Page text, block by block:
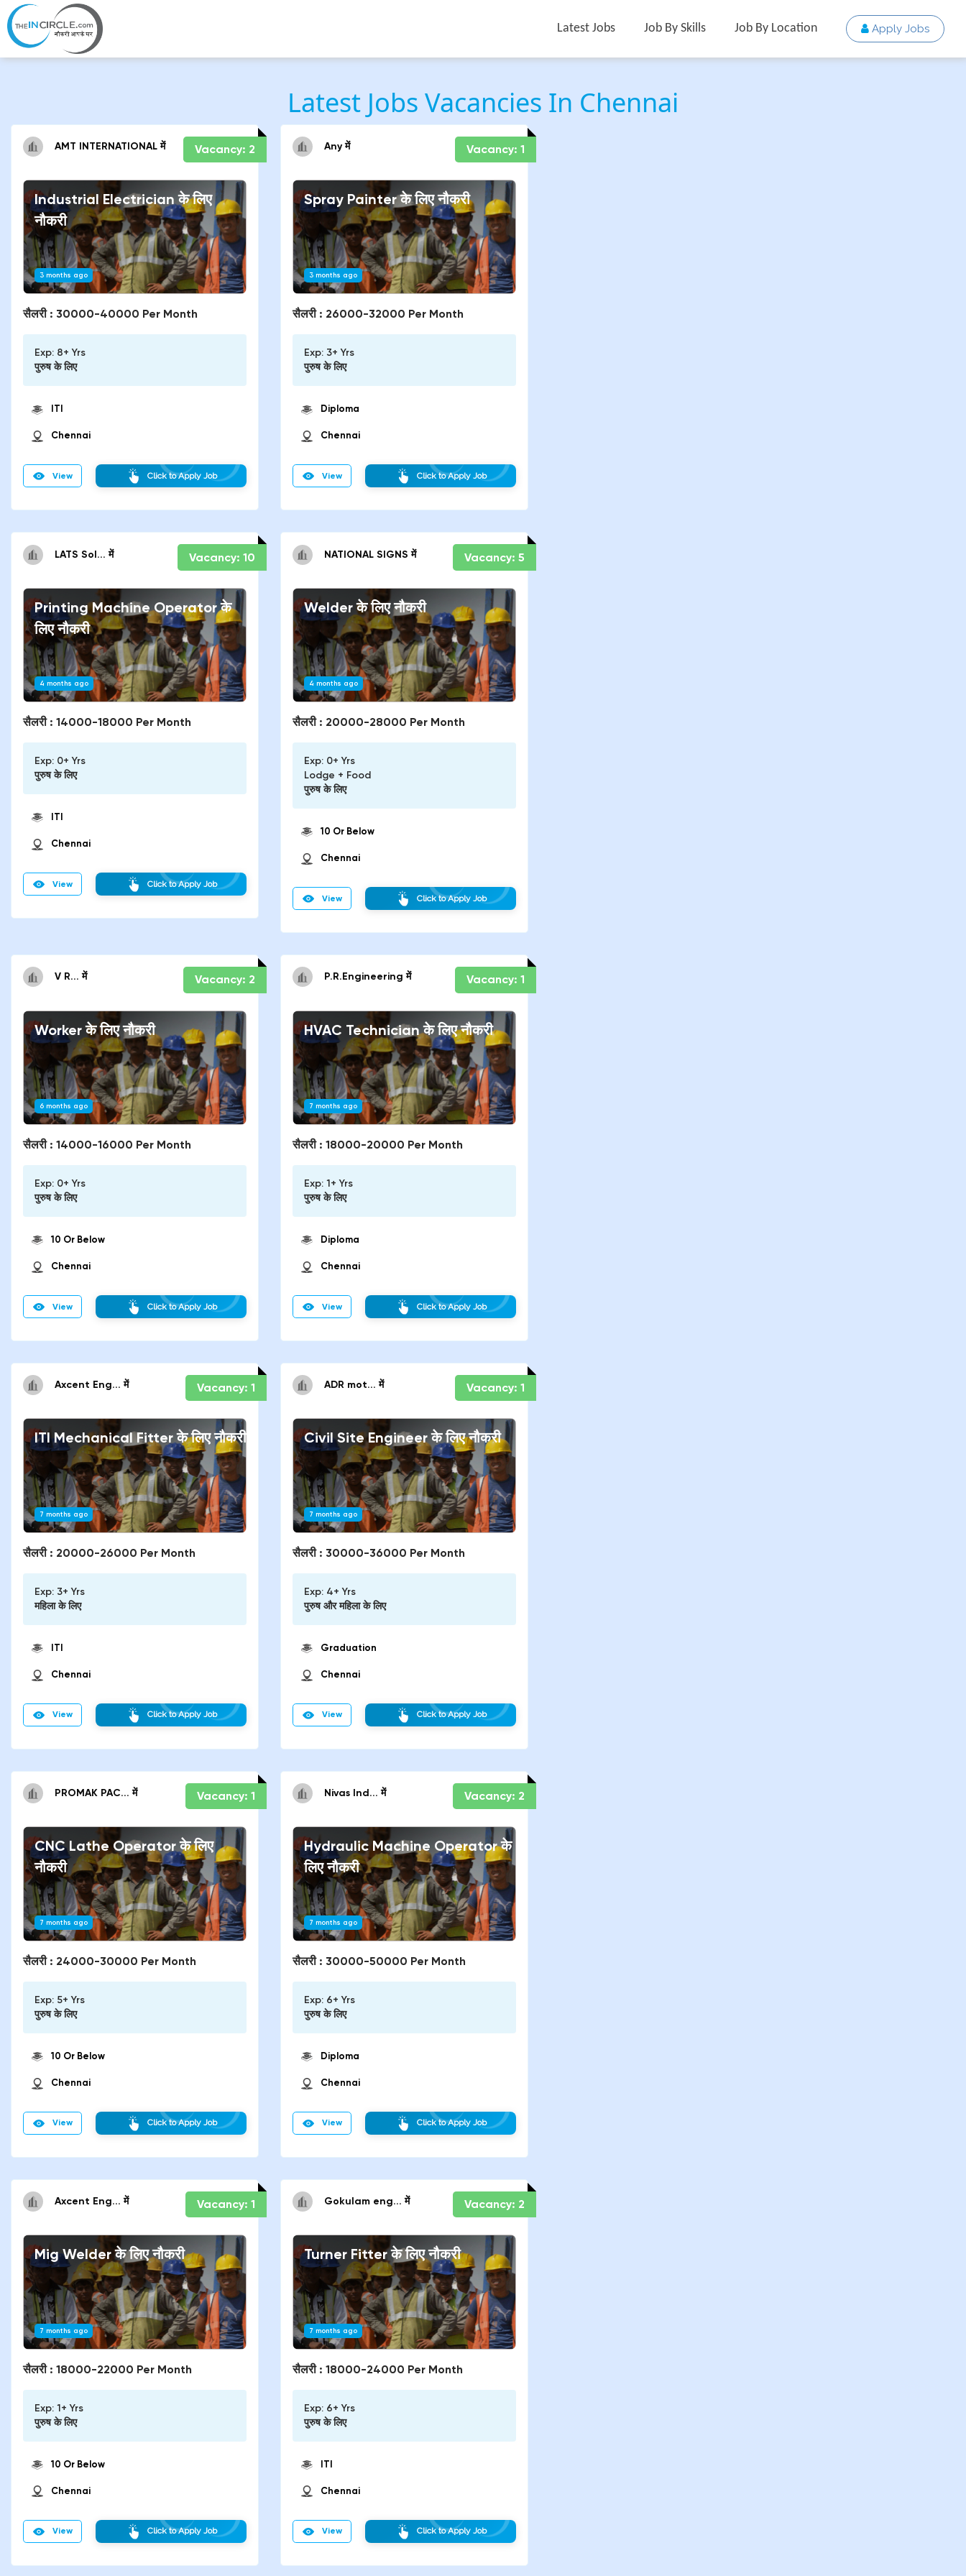
Latest Jobs Job By Skills Job By Location Apply Jobs
Latest Jobs Vacancies In Chennai
AMT INTERNATIONALमें Vacancy: 2
Industrial Electrician के लिए
नौकरी
3 months ago
सैलरी : 30000-40000 Per Month
Exp: 8+ Yrs
पुरुष के लिए
ITI
Chennai
View Click to Apply Job
Anyमें Vacancy: 1
Spray Painterके लिए नौकरी
3 months ago
सैलरी : 26000-32000 Per Month
Exp: 3+ Yrs
पुरुष के लिए
Diploma
Chennai
View Click to Apply Job
LATS Sol... में Vacancy: 10
Printing Machine Operatorके
लिए नौकरी
4 months ago
सैलरी : 14000-18000 Per Month
Exp: 0+ Yrs
पुरुष के लिए
ITI
Chennai
View Click to Apply Job
NATIONAL SIGNS में Vacancy: 5
Welderके लिए नौकरी
4 months ago
सैलरी : 20000-28000 Per Month
Exp: 0+ Yrs
Lodge + Food
पुरुष के लिए
10 Or Below
Chennai
View Click to Apply Job
V R... में Vacancy: 2
Workerके लिए नौकरी
6 months ago
सैलरी : 14000-16000 Per Month
Exp: 0+ Yrs
पुरुष के लिए
10 Or Below
Chennai
View Click to Apply Job
P.R.Engineering में Vacancy: 1
HVAC Technicianके लिए नौकरी
7 months ago
सैलरी : 18000-20000 Per Month
Exp: 1+ Yrs
पुरुष के लिए
Diploma
Chennai
View Click to Apply Job
Axcent Eng... में Vacancy: 1
ITI Mechanical Fitterके लिए नौकरी
7 months ago
सैलरी : 20000-26000 Per Month
Exp: 3+ Yrs
महिला के लिए
ITI
Chennai
View Click to Apply Job
ADR mot... में Vacancy: 1
Civil Site Engineerके लिए नौकरी
7 months ago
सैलरी : 30000-36000 Per Month
Exp: 4+ Yrs
पुरुष और महिला के लिए
Graduation
Chennai
View Click to Apply Job
PROMAK PAC... में Vacancy: 1
CNC Lathe Operatorके लिए
नौकरी
7 months ago
सैलरी : 24000-30000 Per Month
Exp: 5+ Yrs
पुरुष के लिए
10 Or Below
Chennai
View Click to Apply Job
Nivas Ind... में Vacancy: 2
Hydraulic Machine Operatorके
लिए नौकरी
7 months ago
सैलरी : 30000-50000 Per Month
Exp: 6+ Yrs
पुरुष के लिए
Diploma
Chennai
View Click to Apply Job
Axcent Eng... में Vacancy: 1
Mig Welderके लिए नौकरी
7 months ago
सैलरी : 18000-22000 Per Month
Exp: 1+ Yrs
पुरुष के लिए
10 Or Below
Chennai
View Click to Apply Job
Gokulam eng... में Vacancy: 2
Turner Fitterके लिए नौकरी
7 months ago
सैलरी : 18000-24000 Per Month
Exp: 6+ Yrs
पुरुष के लिए
ITI
Chennai
View Click to Apply Job